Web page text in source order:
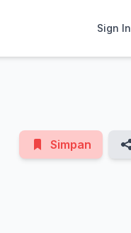
Sign In
Simpan